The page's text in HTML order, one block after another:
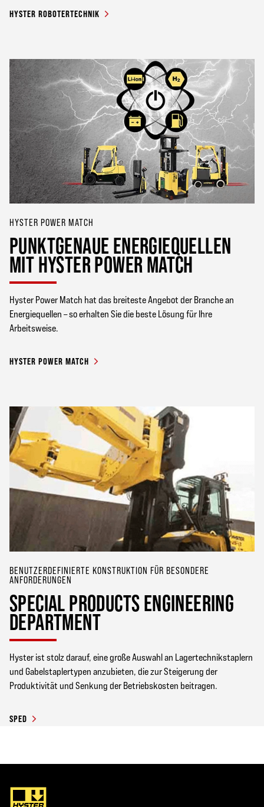
HYSTER ROBOTERTECHNIK
HYSTER POWER MATCH
PUNKTGENAUE ENERGIEQUELLEN
MIT HYSTER POWER MATCH
Hyster Power Match hat das breiteste Angebot der Branche an
Energiequellen – so erhalten Sie die beste Lösung für Ihre
Arbeitsweise.
HYSTER POWER MATCH
BENUTZERDEFINIERTE KONSTRUKTION FÜR BESONDERE
ANFORDERUNGEN
SPECIAL PRODUCTS ENGINEERING
DEPARTMENT
Hyster ist stolz darauf, eine große Auswahl an Lagertechnikstaplern
und Gabelstaplertypen anzubieten, die zur Steigerung der
Produktivität und Senkung der Betriebskosten beitragen.
SPED